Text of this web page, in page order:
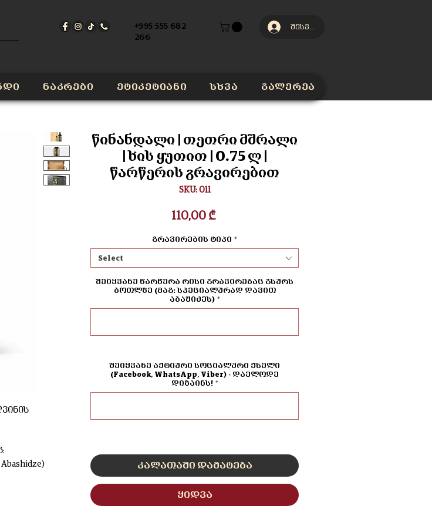
შესვლა
+995 555 682
266
ნაკრები ეტიკეტიანი სხვა გალერეა
წინანდალი | თეთრი მშრალი
| ხის ყუთით | 0.75 ლ |
წარწერის გრავირებით
SKU: 011
110,00 ₾Price
გრავირების ტიპი *
Select
შეიყვანე წარწერა რისი გრავირებაც გსურს
ბოთლზე (მაგ: სპეციალურად დავით
აბაშიძეს) *
შეიყვანე აქტიური სოციალური ქსელი
(Facebook, WhatsApp, Viber) - დაელოდე
დიზაინს! *
კალათაში დამატება
ყიდვა